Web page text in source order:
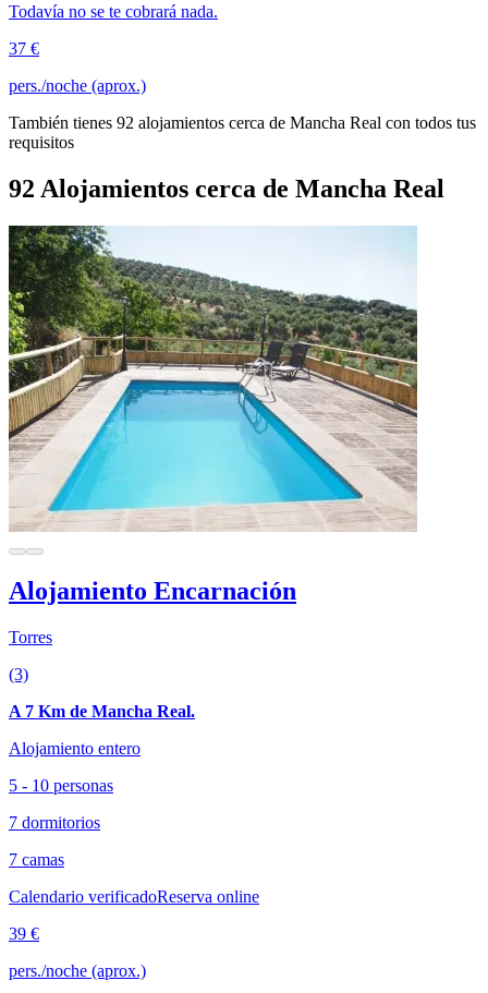
Todavía no se te cobrará nada.
37 €
pers./noche (aprox.)
También tienes 92 alojamientos cerca de Mancha Real con todos tus
requisitos
92 Alojamientos cerca de Mancha Real
Alojamiento Encarnación
Torres
(3)
A 7 Km de Mancha Real.
Alojamiento entero
5 - 10 personas
7 dormitorios
7 camas
Calendario verificadoReserva online
39 €
pers./noche (aprox.)